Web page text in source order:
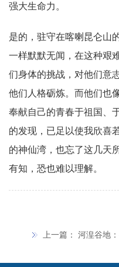
强大生命力。
是的，驻守在喀喇昆仑山
一样默默无闻，在这种艰
们身体的挑战，对他们意
他们人格砺炼。而他们也
奉献自己的青春于祖国、
的发现，已足以使我欣喜
的神仙湾，也忘了这几天
有知，恐也难以理解。
上一篇： 河湟谷地